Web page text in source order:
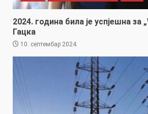
2024. година била је успјешна за
Гацка
10. септембар 2024.